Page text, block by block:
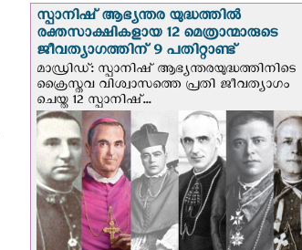
സ്പാനിഷ് ആഭ്യന്തര യുദ്ധത്തില്‍
രക്തസാക്ഷികളായ 12 മെത്രാന്മാരുടെ
ജീവത്യാഗത്തിന് 9 പതിറ്റാണ്ട്
മാഡ്രിഡ്: സ്പാനിഷ് ആഭ്യന്തരയുദ്ധത്തിനിടെ
ക്രൈസ്തവ വിശ്വാസത്തെ പ്രതി ജീവത്യാഗം
ചെയ്ത 12 സ്പാനിഷ്...